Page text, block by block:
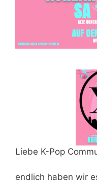
Liebe K-Pop
endlich haben wir